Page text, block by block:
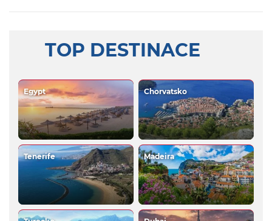
TOP DESTINACE
Egypt Chorvatsko
Tenerife Madeira